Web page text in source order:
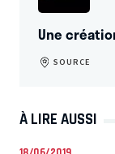
Une
SOURCE
À LIRE AUSSI